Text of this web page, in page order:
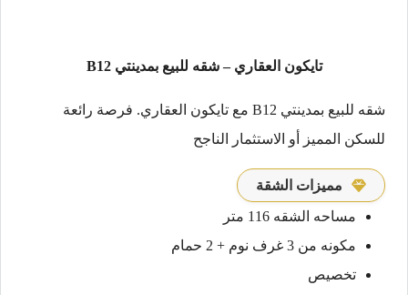
تايكون العقاري – شقه للبيع بمدينتي B12
شقه للبيع بمدينتي B12 مع تايكون العقاري. فرصة رائعة
للسكن المميز أو الاستثمار الناجح
مميزات الشقة
مساحه الشقه 116 متر
مكونه من 3 غرف نوم + 2 حمام
تخصيص